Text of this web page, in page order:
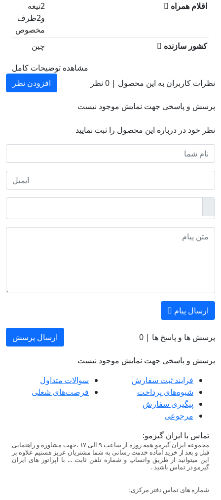
اقلام همراه
2تیغه
و2ظرف
مخصوص
کشور سازنده
چین
مشاهده توضیحات کامل
نظرات کاربران به این محصول | 0 نظر افزودن نظر
پرسش و پاسخی جهت نمایش موجود نیست
نظر خود در درباره این محصول را ثبت نمایید
ارسال پیام
پرسش ها و پاسخ ها | 0 ارسال پرسش
پرسش و پاسخی جهت نمایش موجود نیست
فرایند ثبت سفارش
شیوه‌های پرداخت
پیگیری سفارش
مرجوعی
سوالات متداول
فرصت‌های شغلی
تماس با ایران گیزمو:
مجموعه ایران گیزمو همه روزه از ساعت ۹ الی ۱۷ ،جهت مشاوره و راهنمایی
قبل و بعد از خرید آماده خدمت رسانی به شما مشتریان عزیز هستیم علاوه بر
این میتوانید از طریق واتساپ و شماره تلفن ثابت ... با اپراتور های ایران
گیزمو در تماس باشید .
شماره های تماس دفتر مرکزی :